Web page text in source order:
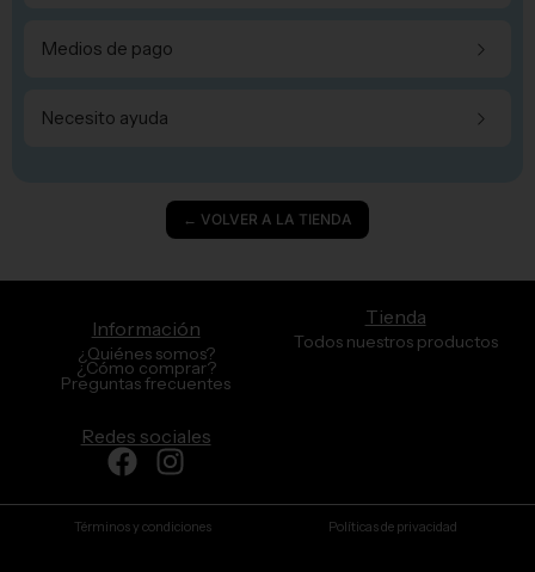
Medios de pago
Necesito ayuda
← VOLVER A LA TIENDA
Información
¿Quiénes somos?
¿Cómo comprar?
Preguntas frecuentes
Redes sociales
Facebook
Instagram
Tienda
Todos nuestros productos
Términos y condiciones Políticas de privacidad